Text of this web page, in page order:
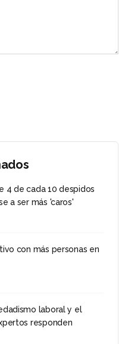
4 de cada 10 despidos
a ser más 'caros'
con más personas en
laboral y el
responden